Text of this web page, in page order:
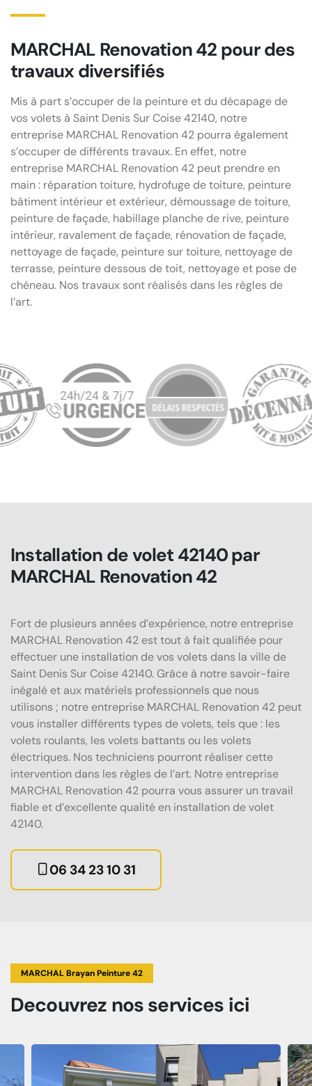
MARCHAL Renovation 42 pour des
travaux diversifiés
Mis à part s’occuper de la peinture et du décapage de
vos volets à Saint Denis Sur Coise 42140, notre
entreprise MARCHAL Renovation 42 pourra également
s’occuper de différents travaux. En effet, notre
entreprise MARCHAL Renovation 42 peut prendre en
main : réparation toiture, hydrofuge de toiture, peinture
bâtiment intérieur et extérieur, démoussage de toiture,
peinture de façade, habillage planche de rive, peinture
intérieur, ravalement de façade, rénovation de façade,
nettoyage de façade, peinture sur toiture, nettoyage de
terrasse, peinture dessous de toit, nettoyage et pose de
chéneau. Nos travaux sont réalisés dans les règles de
l’art.
Installation de volet 42140 par
MARCHAL Renovation 42
Fort de plusieurs années d’expérience, notre entreprise
MARCHAL Renovation 42 est tout à fait qualifiée pour
effectuer une installation de vos volets dans la ville de
Saint Denis Sur Coise 42140. Grâce à notre savoir-faire
inégalé et aux matériels professionnels que nous
utilisons ; notre entreprise MARCHAL Renovation 42 peut
vous installer différents types de volets, tels que : les
volets roulants, les volets battants ou les volets
électriques. Nos techniciens pourront réaliser cette
intervention dans les règles de l’art. Notre entreprise
MARCHAL Renovation 42 pourra vous assurer un travail
fiable et d’excellente qualité en installation de volet
42140.
06 34 23 10 31
MARCHAL Brayan Peinture 42
Decouvrez nos services ici